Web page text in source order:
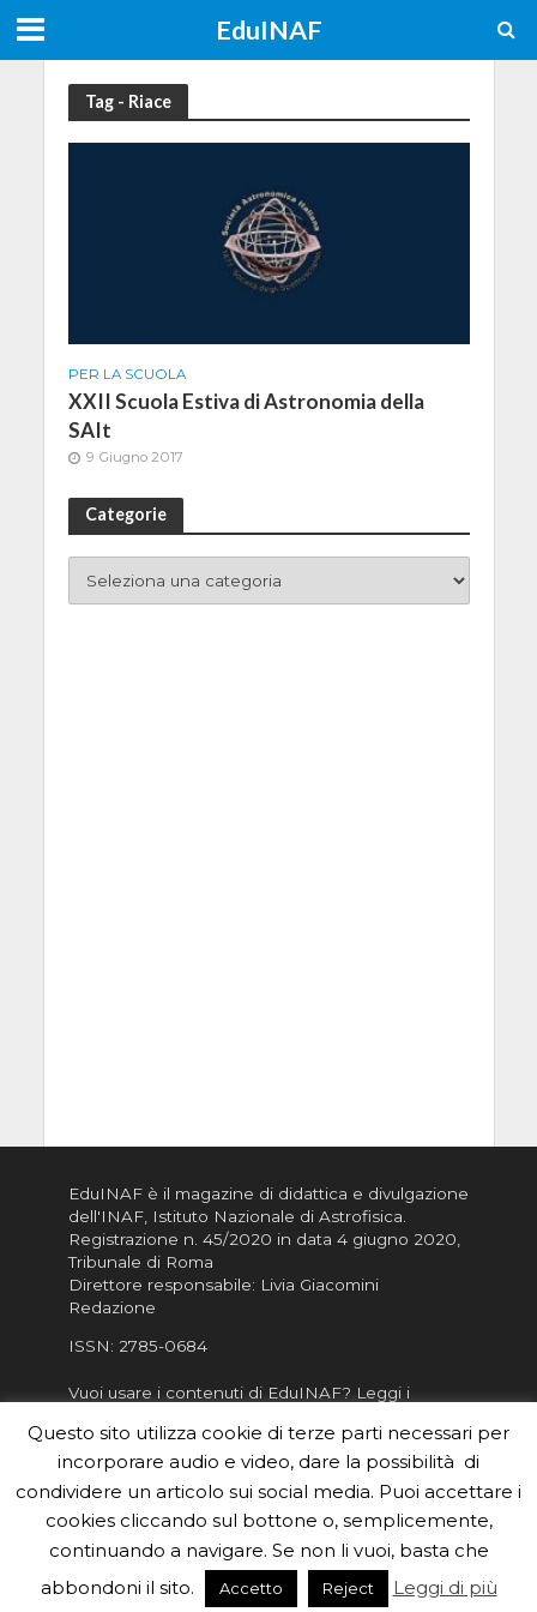
EduINAF
Tag - Riace
PER LA SCUOLA
XXII Scuola Estiva di Astronomia della
SAIt
9 Giugno 2017
Categorie
EduINAF è il magazine di didattica e divulgazione
dell'INAF, Istituto Nazionale di Astrofisica
Registrazione n. 45/2020 in data 4 giugno 2020,
Tribunale di Roma
Direttore responsabile: Livia Giacomini
Redazione
ISSN: 2785-0684
Vuoi usare i contenuti di EduINAF? Leggi i
Informativa sulla Privacy
Informatva sui Cookie
Per la rubrica de l'Astronomo risponde, per
inviarci le tue foto o i tuoi contributi, scrivici a
redazione.edu [chiocciola] inaf.it oppure
il form
Questo sito utilizza cookie di terze parti necessari per
incorporare audio e video, dare la possibilità di
condividere un articolo sui social media. Puoi accettare i
cookies cliccando sul bottone o, semplicemente,
continuando a navigare. Se non li vuoi, basta che
abbondoni il sito.
Accetto Reject Leggi di più